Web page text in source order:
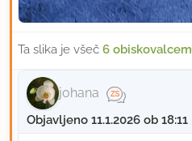
Ta slika je všeč 6 obiskovalcem
johana
Objavljeno 11.1.2026 ob 18:11